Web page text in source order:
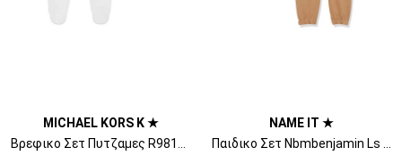
MICHAEL KORS K ★
NAME IT ★